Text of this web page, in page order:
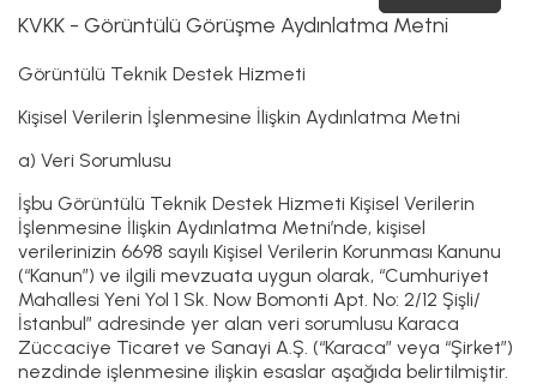
KVKK - Görüntülü Görüşme Aydınlatma Metni
Görüntülü Teknik Destek Hizmeti
Kişisel Verilerin İşlenmesine İlişkin Aydınlatma Metni
a) Veri Sorumlusu
İşbu Görüntülü Teknik Destek Hizmeti Kişisel Verilerin
İşlenmesine İlişkin Aydınlatma Metni’nde, kişisel
verilerinizin 6698 sayılı Kişisel Verilerin Korunması Kanunu
(“Kanun”) ve ilgili mevzuata uygun olarak, “Cumhuriyet
Mahallesi Yeni Yol 1 Sk. Now Bomonti Apt. No: 2/12 Şişli/
İstanbul” adresinde yer alan veri sorumlusu Karaca
Züccaciye Ticaret ve Sanayi A.Ş. (“Karaca” veya “Şirket”)
nezdinde işlenmesine ilişkin esaslar aşağıda belirtilmiştir.